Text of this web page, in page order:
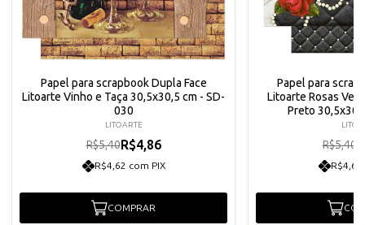
Papel para scrapbook Dupla Face
Litoarte Vinho e Taça 30,5x30,5 cm - SD-
030
LITOARTE
R$5,40R$4,86
R$4,62 com PIX
COMPRAR
Papel para
Litoarte Rosas
Preto
R$5,40
R$4,62